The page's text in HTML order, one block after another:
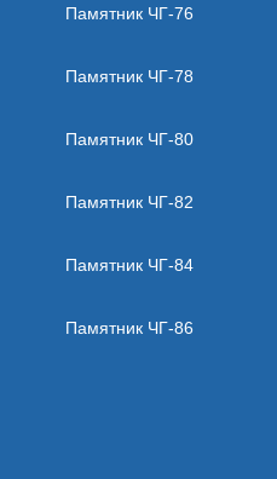
Памятник ЧГ-76
Памятник ЧГ-78
Памятник ЧГ-80
Памятник ЧГ-82
Памятник ЧГ-84
Памятник ЧГ-86